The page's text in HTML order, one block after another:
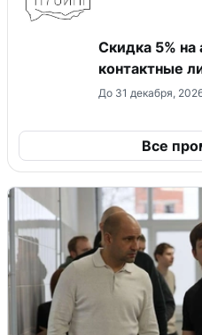
Скидка 5% на
контактные
До 31 декабря,
Все